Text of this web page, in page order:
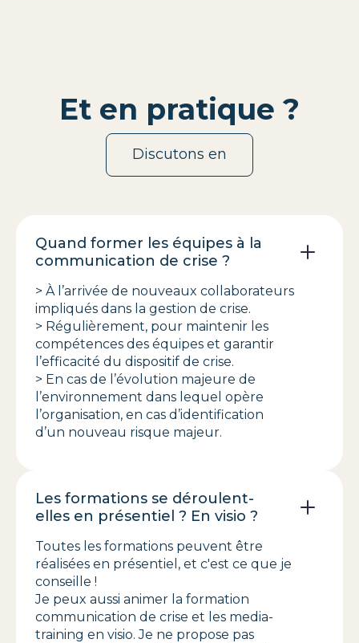
Et en pratique ?
Discutons en
Quand former les équipes à la
communication de crise ?
> À l’arrivée de nouveaux collaborateurs
impliqués dans la gestion de crise.
> Régulièrement, pour maintenir les
compétences des équipes et garantir
l’efficacité du dispositif de crise.
> En cas de l’évolution majeure de
l’environnement dans lequel opère
l’organisation, en cas d’identification
d’un nouveau risque majeur.
Les formations se déroulent-
elles en présentiel ? En visio ?
Toutes les formations peuvent être
réalisées en présentiel, et c'est ce que je
conseille !
Je peux aussi animer la formation
communication de crise et les media-
training en visio. Je ne propose pas